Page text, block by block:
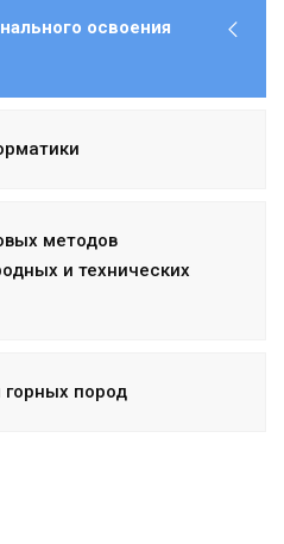
освоения
методов
и технических
горных пород